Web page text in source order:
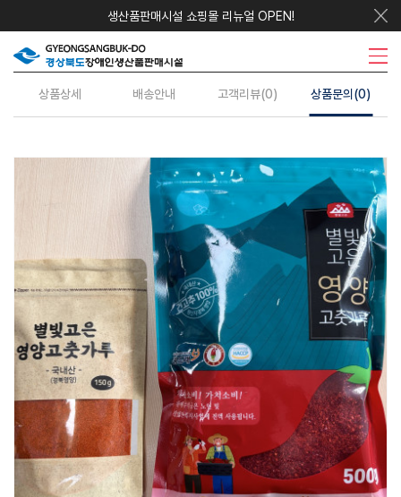
생산품판매시설 쇼핑몰 리뉴얼 OPEN!
우리지역상품 시설안내 주요사업 수의계약 정보센터
상품상세 배송안내 고객리뷰(0) 상품문의(0)